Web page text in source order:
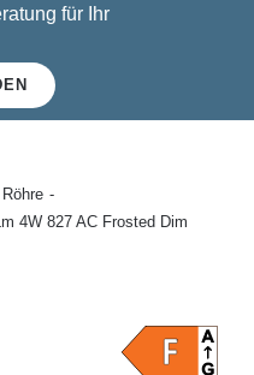
für Ihr
Röhre
4W 827 AC Frosted Dim